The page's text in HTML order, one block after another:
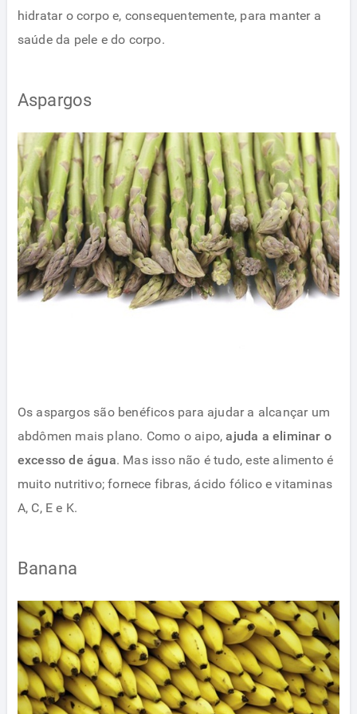
hidratar o corpo e, consequentemente, para manter a
saúde da pele e do corpo.
Aspargos
Os aspargos são benéficos para ajudar a alcançar um
abdômen mais plano. Como o aipo,ajuda a eliminar o
excesso de água. Mas isso não é tudo, este alimento é
muito nutritivo; fornece fibras, ácido fólico e vitaminas
A, C, E e K.
Banana